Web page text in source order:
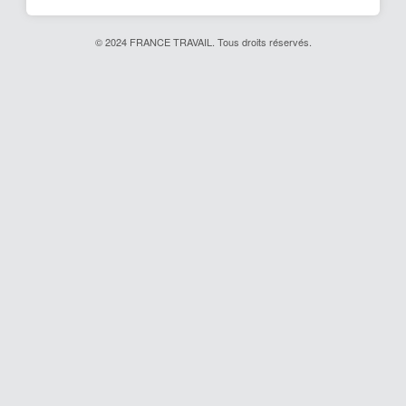
© 2024 FRANCE TRAVAIL. Tous droits réservés.